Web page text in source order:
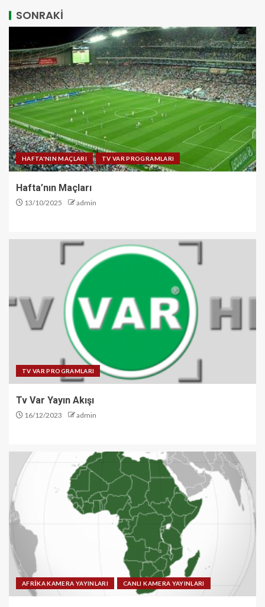
SONRAKİ
HAFTA'NIN MAÇLARI TV VAR PROGRAMLARI
Hafta’nın Maçları
13/10/2025 admin
TV VAR PROGRAMLARI
Tv Var Yayın Akışı
16/12/2023 admin
AFRİKA KAMERA YAYINLARI CANLI KAMERA YAYINLARI